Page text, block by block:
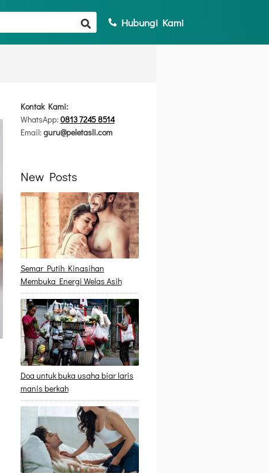
Hubungi Kami
Kontak Kami:
WhatsApp:0813 7245 8514
Email:guru@peletasli.com
New Posts
Semar Putih Kinasihan
Membuka Energi Welas Asih
Doa untuk buka usaha biar laris
manis berkah